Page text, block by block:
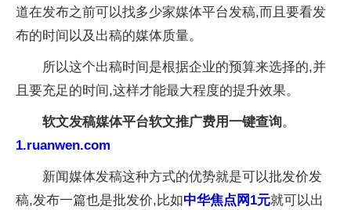
道在发布之前可以找多少家媒体平台发稿,而且要看发
布的时间以及出稿的媒体质量。
所以这个出稿时间是根据企业的预算来选择的,并
且要充足的时间,这样才能最大程度的提升效果。
软文发稿媒体平台软文推广费用一键查询。
1.ruanwen.com
新闻媒体发稿这种方式的优势就是可以批发价发
稿,发布一篇也是批发价,比如中华焦点网1元就可以出